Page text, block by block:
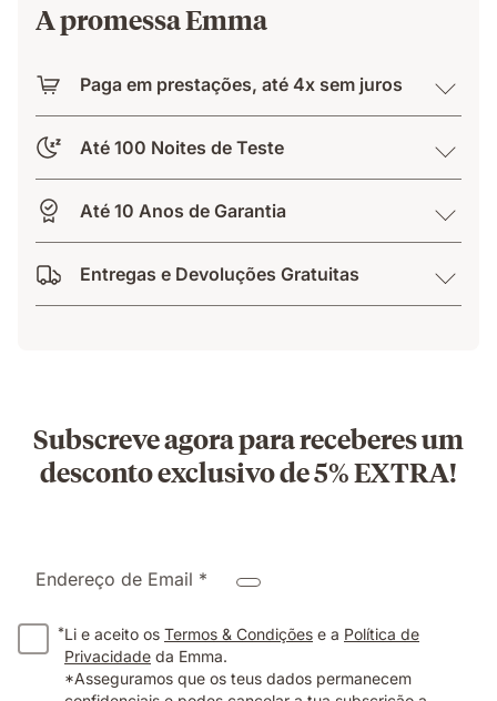
A promessa Emma
Paga em prestações, até 4x sem juros
Até 100 Noites de Teste
Até 10 Anos de Garantia
Entregas e Devoluções Gratuitas
Subscreve agora para receberes um
desconto exclusivo de 5% EXTRA!
Endereço de Email *
*Li e aceito os Termos & Condições e a Política de
Privacidade da Emma.
*Asseguramos que os teus dados permanecem